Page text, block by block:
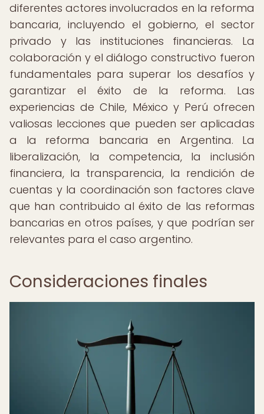
diferentes actores involucrados en la reforma
bancaria, incluyendo el gobierno, el sector
privado y las instituciones financieras. La
colaboración y el diálogo constructivo fueron
fundamentales para superar los desafíos y
garantizar el éxito de la reforma. Las
experiencias de Chile, México y Perú ofrecen
valiosas lecciones que pueden ser aplicadas
a la reforma bancaria en Argentina. La
liberalización, la competencia, la inclusión
financiera, la transparencia, la rendición de
cuentas y la coordinación son factores clave
que han contribuido al éxito de las reformas
bancarias en otros países, y que podrían ser
relevantes para el caso argentino.
Consideraciones finales